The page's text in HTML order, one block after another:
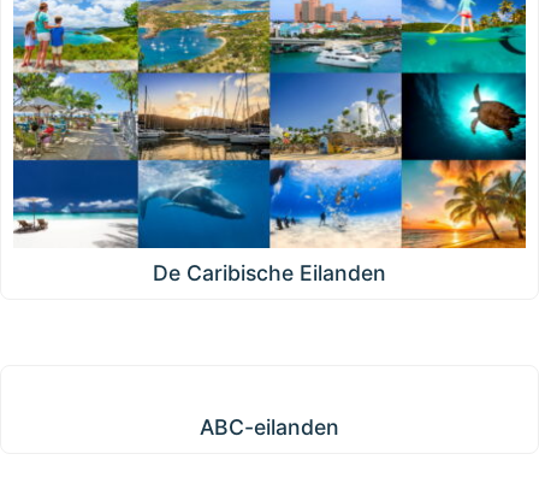
De Caribische Eilanden
ABC-eilanden